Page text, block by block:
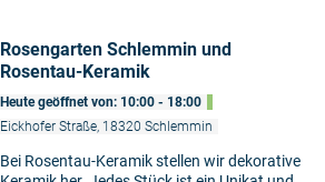
Rosengarten Schlemmin und
Rosentau-Keramik
Heute geöffnet von: 10:00 - 18:00
Eickhofer Straße, 18320 Schlemmin
Bei Rosentau-Keramik stellen wir dekorative